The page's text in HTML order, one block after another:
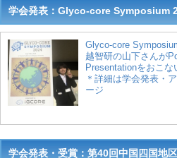
学会発表：Glyco-core Symposium
Glyco-core
越智研の山下さんが
Presentationをおこな
＊詳細は学会発表・
ージ
学会発表・受賞：第40回中国四国地